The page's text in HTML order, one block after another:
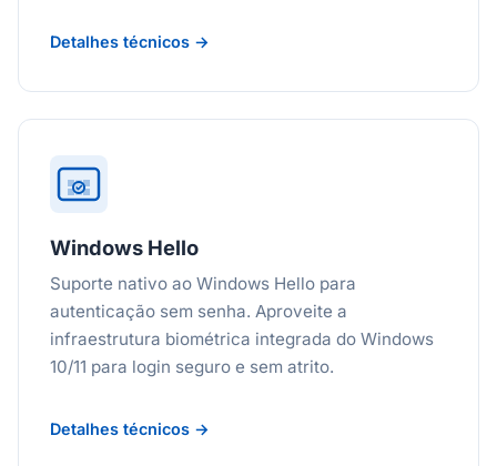
Detalhes técnicos →
Windows Hello
Suporte nativo ao Windows Hello para
autenticação sem senha. Aproveite a
infraestrutura biométrica integrada do Windows
10/11 para login seguro e sem atrito.
Detalhes técnicos →